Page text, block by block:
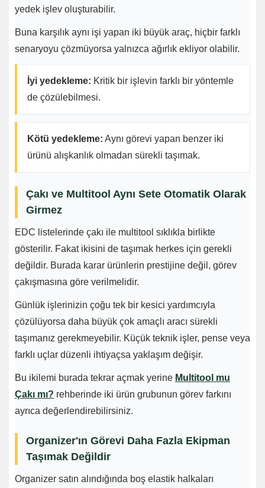
yedek işlev oluşturabilir.
Buna karşılık aynı işi yapan iki büyük araç, hiçbir farklı
senaryoyu çözmüyorsa yalnızca ağırlık ekliyor olabilir.
İyi yedekleme: Kritik bir işlevin farklı bir yöntemle
de çözülebilmesi.
Kötü yedekleme: Aynı görevi yapan benzer iki
ürünü alışkanlık olmadan sürekli taşımak.
Çakı ve Multitool Aynı Sete Otomatik Olarak
Girmez
EDC listelerinde çakı ile multitool sıklıkla birlikte
gösterilir. Fakat ikisini de taşımak herkes için gerekli
değildir. Burada karar ürünlerin prestijine değil, görev
çakışmasına göre verilmelidir.
Günlük işlerinizin çoğu tek bir kesici yardımcıyla
çözülüyorsa daha büyük çok amaçlı aracı sürekli
taşımanız gerekmeyebilir. Küçük teknik işler, pense veya
farklı uçlar düzenli ihtiyaçsa yaklaşım değişir.
Bu ikilemi burada tekrar açmak yerine Multitool mu
Çakı mı? rehberinde iki ürün grubunun görev farkını
ayrıca değerlendirebilirsiniz.
Organizer'ın Görevi Daha Fazla Ekipman
Taşımak Değildir
Organizer satın alındığında boş elastik halkaları